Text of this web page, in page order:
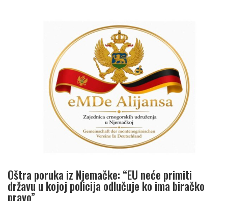
Oštra poruka iz Njemačke: “EU neće primiti
državu u kojoj policija odlučuje ko ima biračko
pravo”